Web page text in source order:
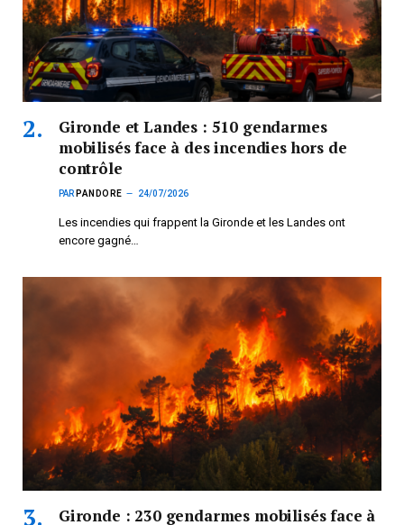
Gironde et Landes : 510 gendarmes
mobilisés face à des incendies hors de
contrôle
PAR PANDORE 24/07/2026
Les incendies qui frappent la Gironde et les Landes ont
encore gagné…
Gironde : 230 gendarmes mobilisés face à